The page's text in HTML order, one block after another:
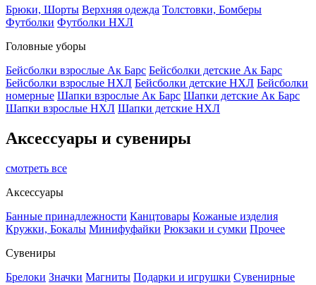
Брюки, Шорты Верхняя одежда Толстовки, Бомберы
Футболки Футболки НХЛ
Головные уборы
Бейсболки взрослые Ак Барс Бейсболки детские Ак Барс
Бейсболки взрослые НХЛ Бейсболки детские НХЛ Бейсболки
номерные Шапки взрослые Ак Барс Шапки детские Ак Барс
Шапки взрослые НХЛ Шапки детские НХЛ
Аксессуары и сувениры
смотреть все
Аксессуары
Банные принадлежности Канцтовары Кожаные изделия
Кружки, Бокалы Минифуфайки Рюкзаки и сумки Прочее
Сувениры
Брелоки Значки Магниты Подарки и игрушки Сувенирные